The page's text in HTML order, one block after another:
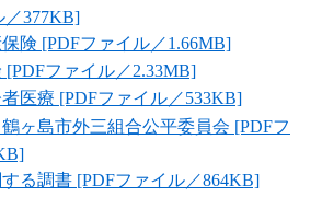
／377KB]
険 [PDFファイル／1.66MB]
[PDFファイル／2.33MB]
医療 [PDFファイル／533KB]
ヶ島市外三組合公平委員会 [PDFフ
る調書 [PDFファイル／864KB]